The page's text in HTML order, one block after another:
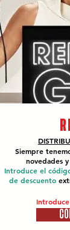
Siempre
novedades
Introduce el
de descuento